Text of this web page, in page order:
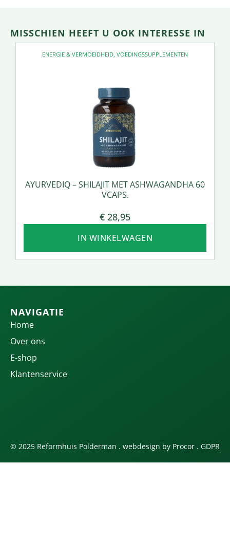
MISSCHIEN HEEFT U OOK INTERESSE IN
ENERGIE & VERMOEIDHEID VOEDINGSSUPPLEMENTEN
AYURVEDIQ – SHILAJIT MET ASHWAGANDHA 60
VCAPS.
€ 28,95
IN WINKELWAGEN
NAVIGATIE
Home
Over ons
E-shop
Klantenservice
© 2025 Reformhuis Polderman . webdesign by Procor . GDPR